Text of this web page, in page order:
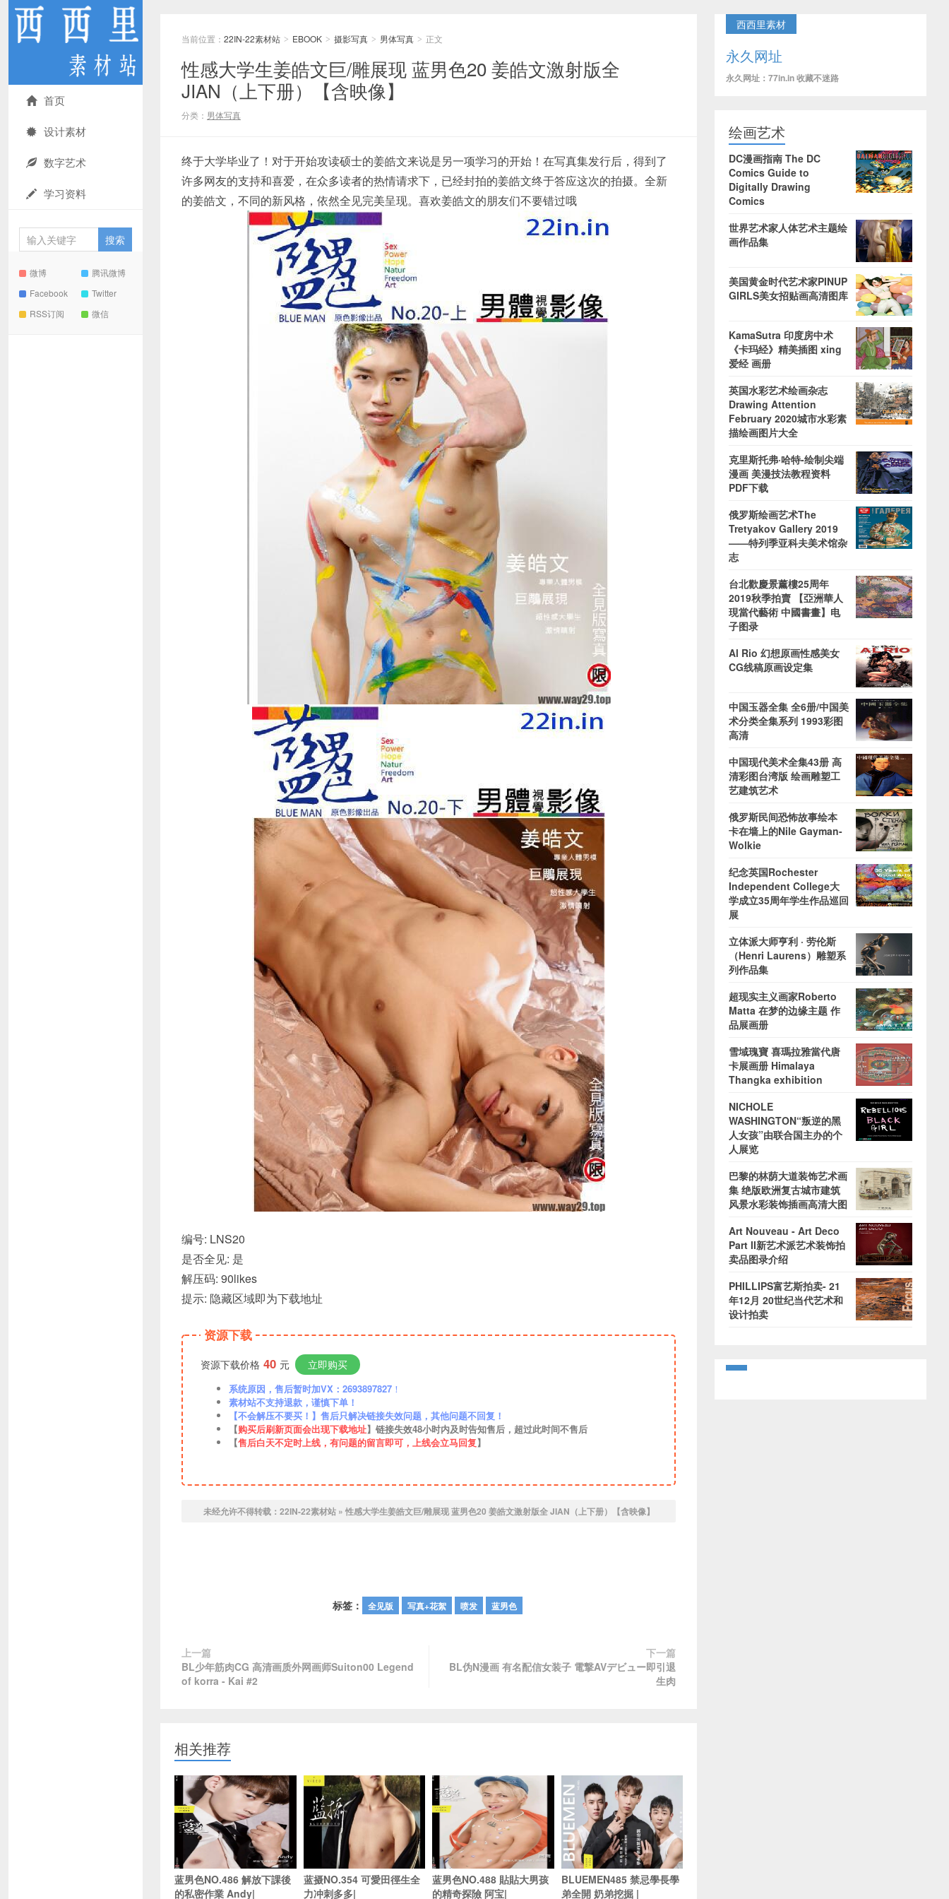
首页
设计素材
数字艺术
学习资料
微博
腾讯微博
Facebook
Twitter
RSS订阅
微信
当前位置： 22IN-22素材站 > EBOOK > 摄影写真 > 男体写真 > 正文
性感大学生姜皓文巨/雕展现 蓝男色20 姜皓文激射版全
JIAN（上下册）【含映像】
分类： 男体写真
终于大学毕业了！对于开始攻读硕士的姜皓文来说是另一项学习的开始！在写真集发行后，得到了
许多网友的支持和喜爱，在众多读者的热情请求下，已经封拍的姜皓文终于答应这次的拍摄。全新
的姜皓文，不同的新风格，依然全见完美呈现。喜欢姜皓文的朋友们不要错过哦
编号: LNS20
是否全见: 是
解压码: 90likes
提示: 隐藏区域即为下载地址
资源下载
资源下载价格 40 元 立即购买
系统原因，售后暂时加VX：2693897827 ！
素材站不支持退款，谨慎下单！
【不会解压不要买！】售后只解决链接失效问题，其他问题不回复！
【购买后刷新页面会出现下载地址】链接失效48小时内及时告知售后，超过此时间不售后
【售后白天不定时上线，有问题的留言即可，上线会立马回复】
未经允许不得转载： 22IN-22素材站» 性感大学生姜皓文巨/雕展现 蓝男色20 姜皓文激射版全 JIAN（上下册）【含映像】
标签： 全见版 写真+花絮 喷发 蓝男色
上一篇
BL少年筋肉CG 高清画质外网画师Suiton00 Legend
of korra - Kai #2
下一篇
BL伪N漫画 有名配信女装子 電撃AVデビュー即引退
生肉
相关推荐
蓝男色NO.486 解放下課後
的私密作業 Andy|
蓝摄NO.354 可愛田徑生全
力冲刺多多|
蓝男色NO.488 貼貼大男孩
的精奇探險 阿宝|
BLUEMEN485 禁忌學長學
弟全開 奶弟挖掘 |
西西里素材
永久网址
永久网址：77in.in 收藏不迷路
绘画艺术
DC漫画指南 The DC
Comics Guide to
Digitally Drawing
Comics
世界艺术家人体艺术主题绘
画作品集
美国黄金时代艺术家PINUP
GIRLS美女招贴画高清图库
KamaSutra 印度房中术
《卡玛经》精美插图 xing
爱经 画册
英国水彩艺术绘画杂志
Drawing Attention
February 2020城市水彩素
描绘画图片大全
克里斯托弗·哈特-绘制尖端
漫画 美漫技法教程资料
PDF下载
俄罗斯绘画艺术The
Tretyakov Gallery 2019
——特列季亚科夫美术馆杂
志
台北歡慶景薰樓25周年
2019秋季拍賣 【亞洲華人
現當代藝術 中國書畫】电
子图录
Al Rio 幻想原画性感美女
CG线稿原画设定集
中国玉器全集 全6册/中国美
术分类全集系列 1993彩图
高清
中国现代美术全集43册 高
清彩图台湾版 绘画雕塑工
艺建筑艺术
俄罗斯民间恐怖故事绘本
卡在墙上的Nile Gayman-
Wolkie
纪念英国Rochester
Independent College大
学成立35周年学生作品巡回
展
立体派大师亨利 · 劳伦斯
（Henri Laurens）雕塑系
列作品集
超现实主义画家Roberto
Matta 在梦的边缘主题 作
品展画册
雪域瑰寶 喜瑪拉雅當代唐
卡展画册 Himalaya
Thangka exhibition
NICHOLE
WASHINGTON“叛逆的黑
人女孩”由联合国主办的个
人展览
巴黎的林荫大道装饰艺术画
集 绝版欧洲复古城市建筑
风景水彩装饰插画高清大图
Art Nouveau - Art Deco
Part II新艺术派艺术装饰拍
卖品图录介绍
PHILLIPS富艺斯拍卖- 21
年12月 20世纪当代艺术和
设计拍卖